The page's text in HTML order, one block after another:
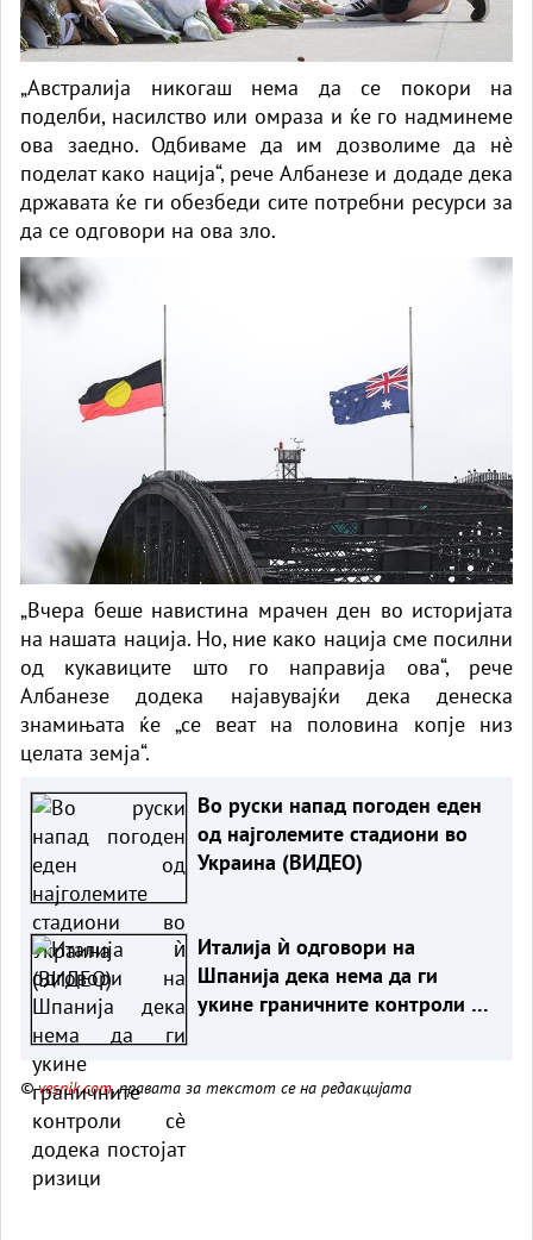
„Австралија никогаш нема да се покори на
поделби, насилство или омраза и ќе го надминеме
ова заедно. Одбиваме да им дозволиме да нè
поделат како нација“, рече Албанезе и додаде дека
државата ќе ги обезбеди сите потребни ресурси за
да се одговори на ова зло.
„Вчера беше навистина мрачен ден во историјата
на нашата нација. Но, ние како нација сме посилни
од кукавиците што го направија ова“, рече
Албанезе додека најавувајќи дека денеска
знамињата ќе „се веат на половина копје низ
целата земја“.
Во руски напад погоден еден
од најголемите стадиони во
Украина (ВИДЕО)
Италија ѝ одговори на
Шпанија дека нема да ги
укине граничните контроли сè
©vesnik.com, правата за текстот се на редакцијата